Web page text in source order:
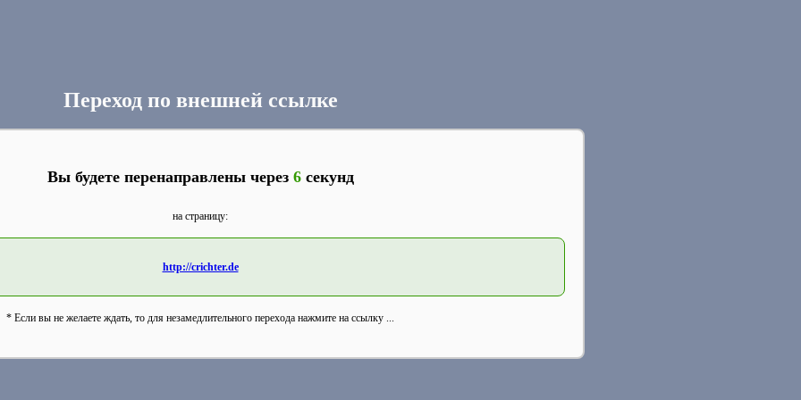
Переход по внешней ссылке
Вы будете перенаправлены через 6секунд
на страницу:
http://crichter.de
* Если вы не желаете ждать, то для незамедлительного перехода нажмите на ссылку ...